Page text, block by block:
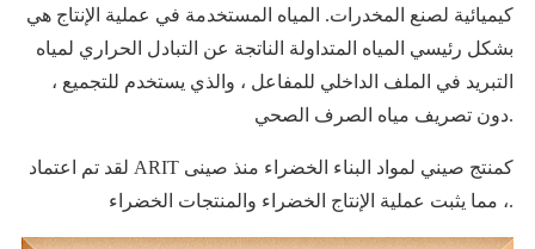
كيميائية لصنع المخدرات. المياه المستخدمة في عملية الإنتاج هي
بشكل رئيسي المياه المتداولة الناتجة عن التبادل الحراري لمياه
التبريد في الملف الداخلي للمفاعل ، والذي يستخدم للتجميع ،
دون تصريف مياه الصرف الصحي.
لقد تم اعتماد ARIT كمنتج صيني لمواد البناء الخضراء منذ صينى
، مما يثبت عملية الإنتاج الخضراء والمنتجات الخضراء.